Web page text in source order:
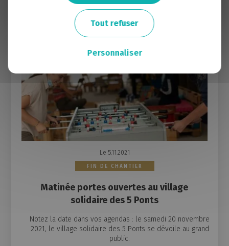
Le 5.11.2021
FIN DE CHANTIER
Matinée portes ouvertes au village
solidaire des 5 Ponts
Notez la date dans vos agendas : le samedi 20 novembre
2021, le village solidaire des 5 Ponts se dévoile au grand
public.
Tout refuser
Personnaliser